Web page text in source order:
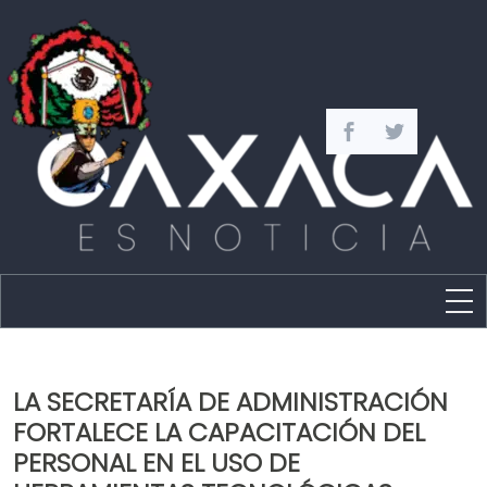
Capital
Policíaca
LA SECRETARÍA DE ADMINISTRACIÓN
FORTALECE LA CAPACITACIÓN DEL
PERSONAL EN EL USO DE